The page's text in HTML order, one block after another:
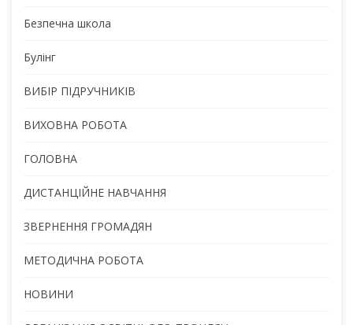
Безпечна школа
Булінг
ВИБІР ПІДРУЧНИКІВ
ВИХОВНА РОБОТА
ГОЛОВНА
ДИСТАНЦІЙНЕ НАВЧАННЯ
ЗВЕРНЕННЯ ГРОМАДЯН
МЕТОДИЧНА РОБОТА
НОВИНИ